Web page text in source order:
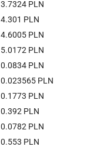
3.7324 PLN
4.301 PLN
4.6005 PLN
5.0172 PLN
0.0834 PLN
0.023565 PLN
0.1773 PLN
0.392 PLN
0.0782 PLN
0.553 PLN